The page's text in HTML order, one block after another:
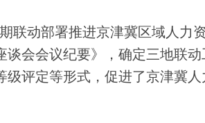
动部署推进京津冀区域人力
会会议纪要》，确定三地联
评定等形式，促进了京津冀